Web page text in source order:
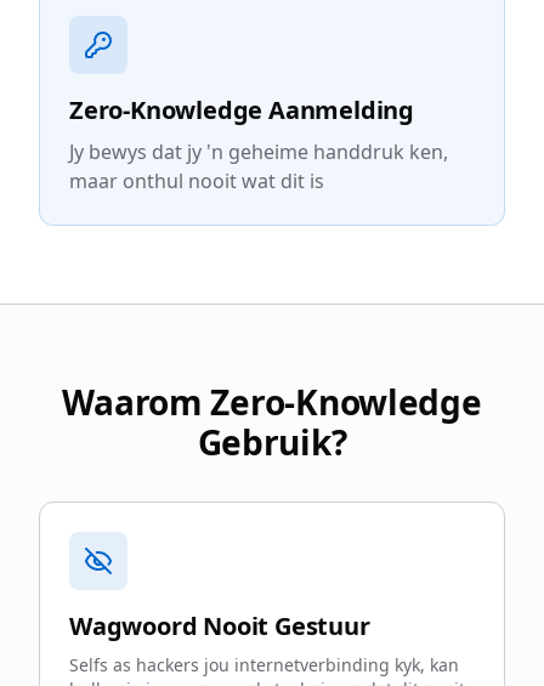
Zero-Knowledge Aanmelding
Jy bewys dat jy 'n geheime handdruk ken,
maar onthul nooit wat dit is
Waarom Zero-Knowledge
Gebruik?
Wagwoord Nooit Gestuur
Selfs as hackers jou internetverbinding kyk, kan